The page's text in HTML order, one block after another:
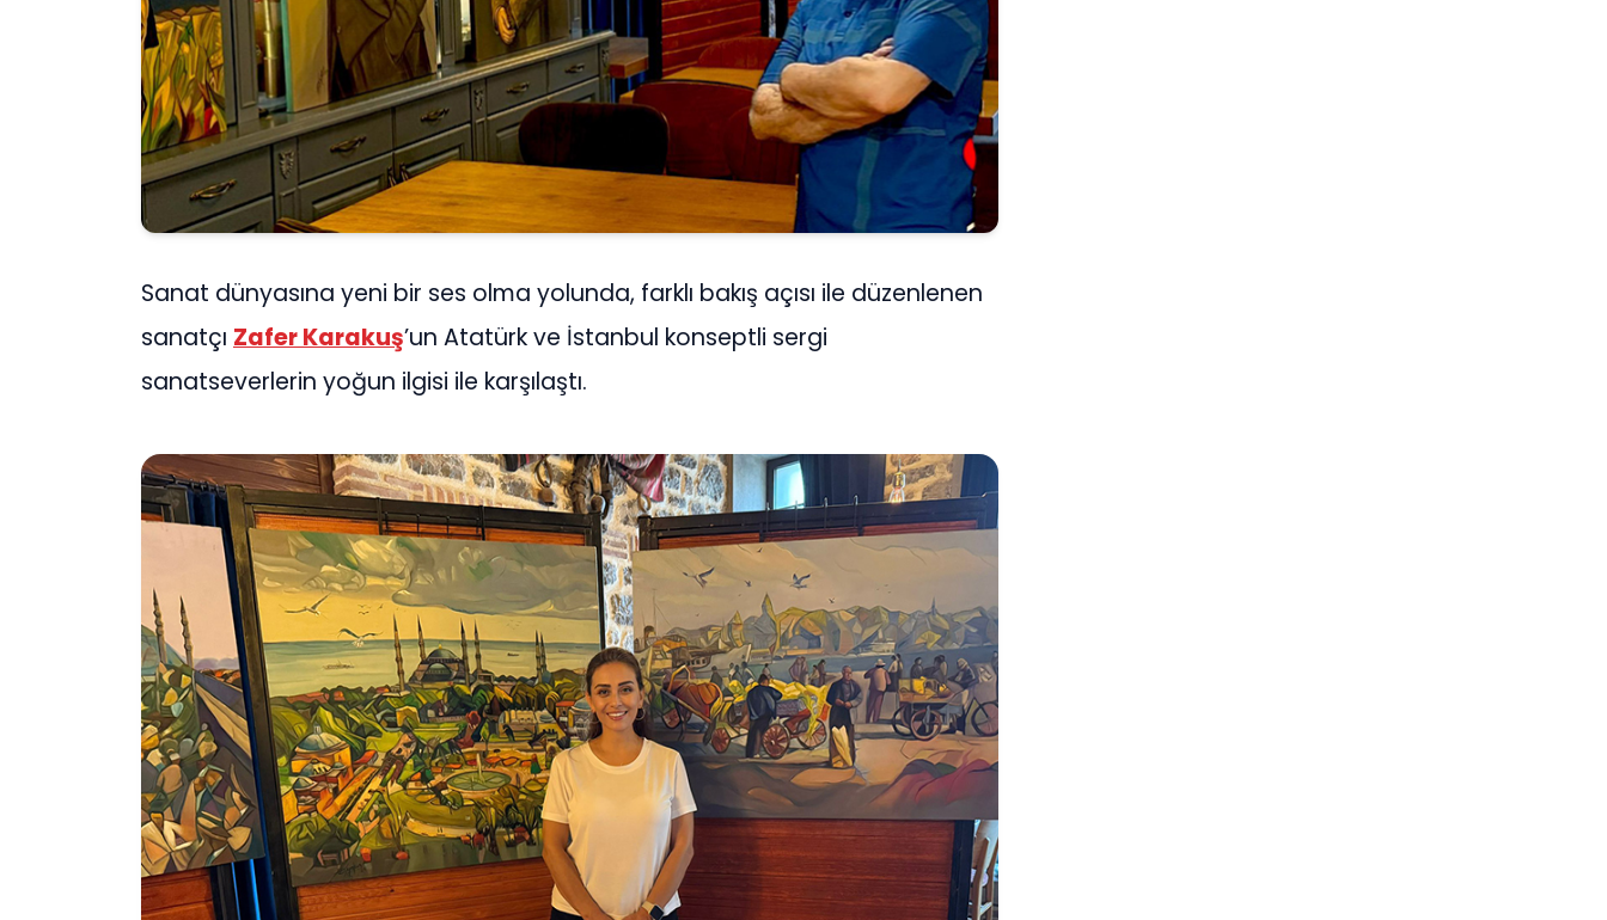
Sanat dünyasına yeni bir ses olma yolunda, farklı bakış açısı ile düzenlenen
sanatçı Zafer Karakuş’un Atatürk ve İstanbul konseptli sergi
sanatseverlerin yoğun ilgisi ile karşılaştı.